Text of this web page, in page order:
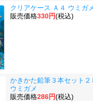
クリアケース Ａ４ ウミガ
販売価格330円(税込)
かきかた鉛筆３本セット２
ウミガメ
販売価格286円(税込)